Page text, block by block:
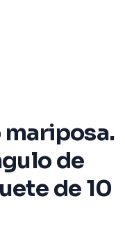
de
de 10